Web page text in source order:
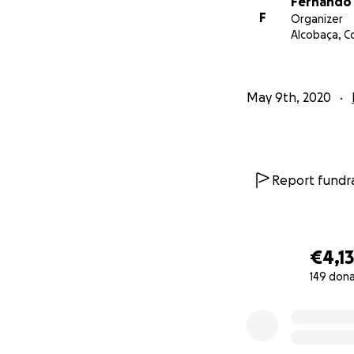
149
só euro fará
tempos difíceis.
F
Organizer
Alcobaça,
May 9th, 2020
Report